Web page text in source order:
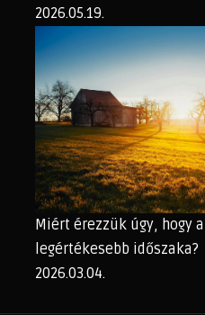
2026.05.19.
Miért érezzük úgy, hogy
legértékesebb időszaka?
2026.03.04.